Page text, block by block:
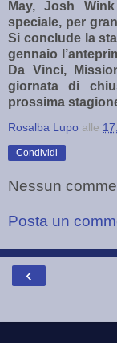
May, Josh
speciale, per
Si conclude la
gennaio
Da Vinci,
giornata di
prossima
Rosalba Lupo alle
Condividi
Nessun
Posta un
‹